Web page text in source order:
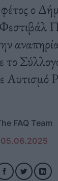
ο
Φεστιβάλ
το
FAQ Team
05.06.2025